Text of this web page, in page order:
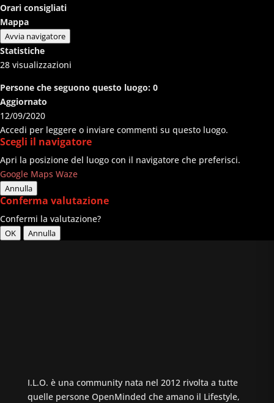
Orari consigliati
Mappa
Avvia navigatore
Statistiche
28 visualizzazioni
Persone che seguono questo luogo: 0
Aggiornato
12/09/2020
Accedi per leggere o inviare commenti su questo luogo.
Scegli il navigatore
Apri la posizione del luogo con il navigatore che preferisci.
Google Maps Waze
Annulla
Conferma valutazione
Confermi la valutazione?
OK Annulla
I.L.O. è una community nata nel 2012 rivolta a tutte
quelle persone OpenMinded che amano il Lifestyle,